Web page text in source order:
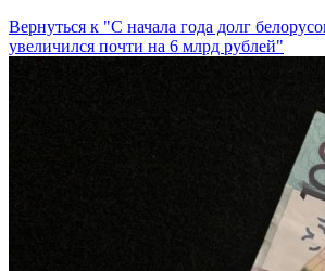
Вернуться к "С начала года долг
увеличился почти на 6 млрд рублей"